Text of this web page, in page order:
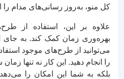
کل منو، به‌روز رسانی‌های مدام را
علاوه بر این، استفاده از
بهره‌وری زمان کمک کند. به جای
می‌توانید از طرح‌های موجود
را انجام دهید. این کار نه تنها
بلکه به شما این امکان را